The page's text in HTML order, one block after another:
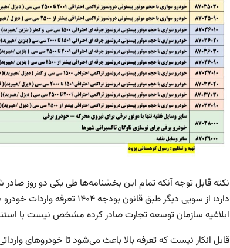
نکته قابل توجه آنکه تمام این بخشنامه‌ها طی یکی دو روز
ابلاغیه سازمان توسعه تجارت صادر کرده مشخص نیست با
قابل انکار نیست که تعرفه بالا باعث می‌شود تا خودروهای